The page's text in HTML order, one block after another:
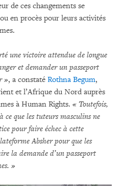
de ces changements se
en procès pour leurs activités
une victoire attendue de longue
et demander un passeport
», a constaté Rothna Begum,
et l’Afrique du Nord auprès
à Human Rights. « Toutefois,
que les tuteurs masculins ne
pour faire échec à cette
Absher pour que les
la demande d’un passeport
»